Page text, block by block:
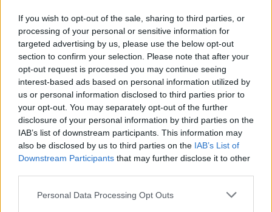
If you wish to opt-out of the sale, sharing to third parties, or
processing of your personal or sensitive information for
targeted advertising by us, please use the below opt-out
section to confirm your selection. Please note that after your
opt-out request is processed you may continue seeing
interest-based ads based on personal information utilized by
us or personal information disclosed to third parties prior to
your opt-out. You may separately opt-out of the further
disclosure of your personal information by third parties on the
IAB’s list of downstream participants. This information may
also be disclosed by us to third parties on the IAB’s List of
Downstream Participants that may further disclose it to other
Personal Data Processing Opt Outs